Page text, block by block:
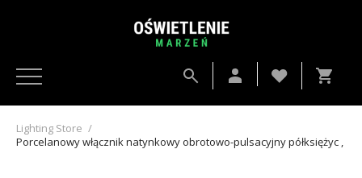
Lighting Store /
Porcelanowy włącznik natynkowy obrotowo-pulsacyjny półksiężyc ,